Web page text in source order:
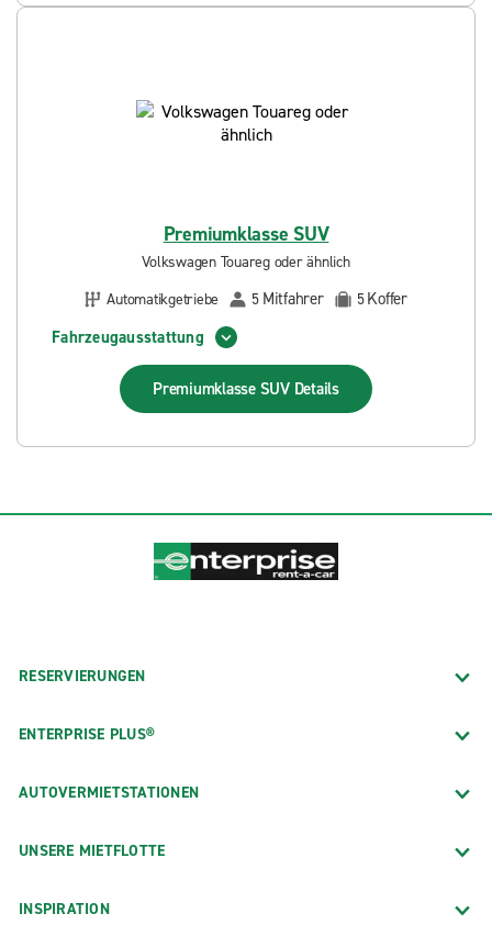
Premiumklasse SUV
Volkswagen Touareg oder ähnlich
Automatikgetriebe
5 Mitfahrer 5Koffer
Fahrzeugausstattung
Premiumklasse SUV Details
RESERVIERUNGEN
ENTERPRISE PLUS®
AUTOVERMIETSTATIONEN
UNSERE MIETFLOTTE
INSPIRATION